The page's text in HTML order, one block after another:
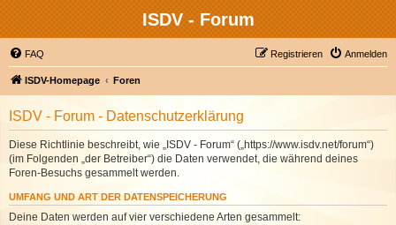
ISDV - Forum
FAQ Anmelden
Registrieren
ISDV-Homepage Foren
ISDV - Forum - Datenschutzerklärung
Diese Richtlinie beschreibt, wie „ISDV - Forum“ („https://www.isdv.net/forum“)
(im Folgenden „der Betreiber“) die Daten verwendet, die während deines
Foren-Besuchs gesammelt werden.
UMFANG UND ART DER DATENSPEICHERUNG
Deine Daten werden auf vier verschiedene Arten gesammelt: